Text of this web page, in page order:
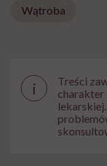
Wątroba
i
Treści
charakter